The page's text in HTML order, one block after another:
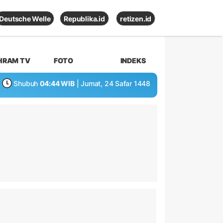
Deutsche Welle Republika.id retizen.id
TV FOTO INDEKS
Shubuh 04:44 WIB | Jumat, 24 Safar 1448